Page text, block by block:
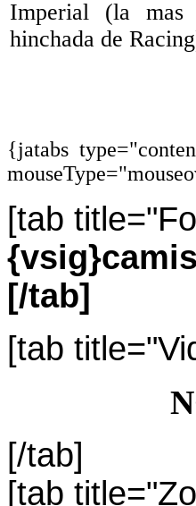
Imperial (la mas
hinchada de
{jatabs
[tab
[/tab]
[tab
[/tab]
[tab